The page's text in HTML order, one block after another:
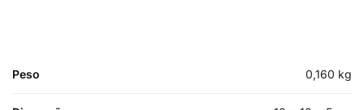
Peso 0,160 kg